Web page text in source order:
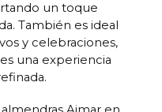
un toque
También es ideal
y celebraciones,
una experiencia